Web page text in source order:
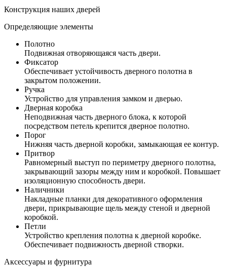
Конструкция наших дверей
Определяющие элементы
Полотно
Подвижная отворяющаяся часть двери.
Фиксатор
Обеспечивает устойчивость дверного полотна в
закрытом положении.
Ручка
Устройство для управления замком и дверью.
Дверная коробка
Неподвижная часть дверного блока, к которой
посредством петель крепится дверное полотно.
Порог
Нижняя часть дверной коробки, замыкающая ее контур.
Притвор
Равномерный выступ по периметру дверного полотна,
закрывающий зазоры между ним и коробкой. Повышает
изоляционную способность двери.
Наличники
Накладные планки для декоративного оформления
двери, прикрывающие щель между стеной и дверной
коробкой.
Петли
Устройство крепления полотна к дверной коробке.
Обеспечивает подвижность дверной створки.
Аксессуары и фурнитура